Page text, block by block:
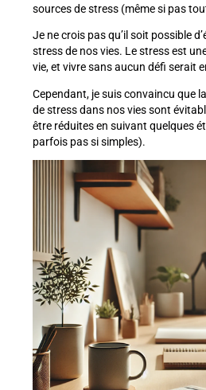
sources de stress (même si pas
Je ne crois pas qu’il soit possible
stress de nos vies. Le stress est
vie, et vivre sans aucun défi serait
Cependant, je suis convaincu que
de stress dans nos vies sont
être réduites en suivant quelques
parfois pas si simples).